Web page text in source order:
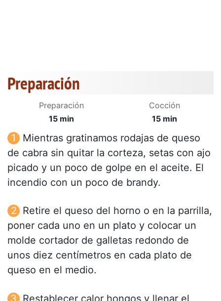
Preparación
Preparación
15 min
Cocción
15 min
Mientras gratinamos rodajas de queso
de cabra sin quitar la corteza, setas con ajo
picado y un poco de golpe en el aceite. El
incendio con un poco de brandy.
Retire el queso del horno o en la parrilla,
poner cada uno en un plato y colocar un
molde cortador de galletas redondo de
unos diez centímetros en cada plato de
queso en el medio.
Restablecer calor hongos y llenar el